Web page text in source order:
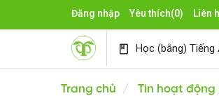
Đăng nhập Yêu thích(0) Liên
book Học (bằng) Tiếng
Trang chủ Tin hoạt động